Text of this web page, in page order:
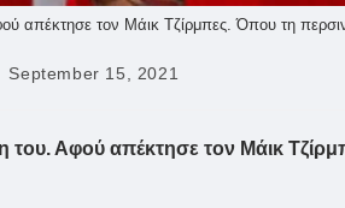
απέκτησε τον Μάικ Τζίρμπες. Όπου τη
September 15, 2021
του. Αφού απέκτησε τον Μάικ